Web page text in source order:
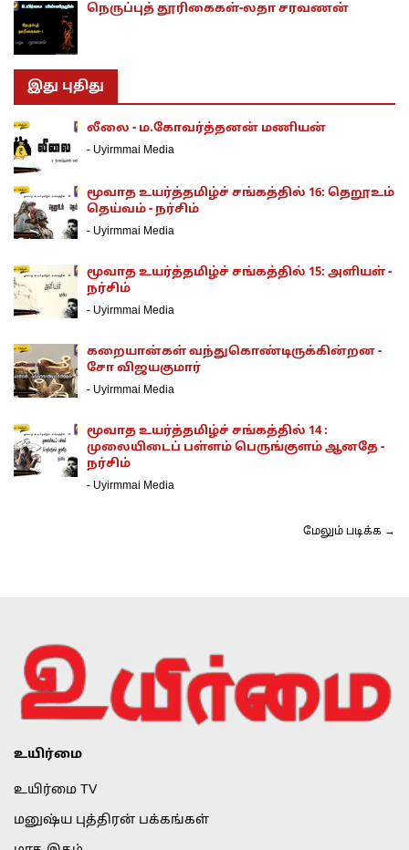
நெருப்புத் தூரிகைகள்-லதா சரவணன்
இது புதிது
லீலை - ம.கோவர்த்தனன் மணியன்
- Uyirmmai Media
மூவாத உயர்த்தமிழ்ச் சங்கத்தில் 16: தெறூஉம்
தெய்வம் - நர்சிம்
- Uyirmmai Media
மூவாத உயர்த்தமிழ்ச் சங்கத்தில் 15: அளியள் -
நர்சிம்
- Uyirmmai Media
கறையான்கள் வந்துகொண்டிருக்கின்றன -
சோ விஜயகுமார்
- Uyirmmai Media
மூவாத உயர்த்தமிழ்ச் சங்கத்தில் 14 :
முலையிடைப் பள்ளம் பெருங்குளம் ஆனதே -
நர்சிம்
- Uyirmmai Media
மேலும் படிக்க →
உயிர்மை
உயிர்மை TV
மனுஷ்ய புத்திரன் பக்கங்கள்